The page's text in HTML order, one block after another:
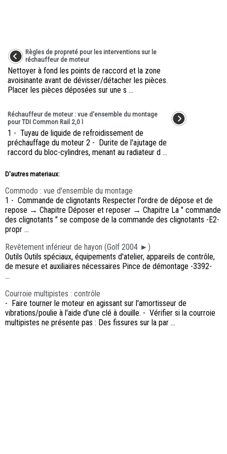
Règles de propreté pour les interventions sur le
réchauffeur de moteur
Nettoyer à fond les points de raccord et la zone
avoisinante avant de dévisser/détacher les pièces.
Placer les pièces déposées sur une s ...
Réchauffeur de moteur : vue d'ensemble du montage
pour TDI Common Rail 2,0 l
1 - Tuyau de liquide de refroidissement de
préchauffage du moteur 2 - Durite de l'ajutage de
raccord du bloc-cylindres, menant au radiateur d ...
D'autres materiaux:
Commodo : vue d'ensemble du montage
1 - Commande de clignotants Respecter l'ordre de dépose et de
repose → Chapitre Déposer et reposer → Chapitre La " commande
des clignotants " se compose de la commande des clignotants -E2-
propr ...
Revêtement inférieur de hayon (Golf 2004 ►)
Outils Outils spéciaux, équipements d'atelier, appareils de contrôle,
de mesure et auxiliaires nécessaires Pince de démontage -3392-
...
Courroie multipistes : contrôle
- Faire tourner le moteur en agissant sur l'amortisseur de
vibrations/poulie à l'aide d'une clé à douille. - Vérifier si la courroie
multipistes ne présente pas : Des fissures sur la par ...